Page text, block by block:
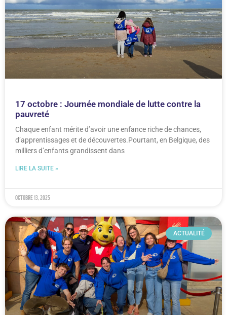
17 octobre : Journée mondiale de lutte contre la
pauvreté
Chaque enfant mérite d’avoir une enfance riche de chances,
d’apprentissages et de découvertes.Pourtant, en Belgique, des
milliers d’enfants grandissent dans
LIRE LA SUITE »
octobre 13, 2025
ACTUALITÉ